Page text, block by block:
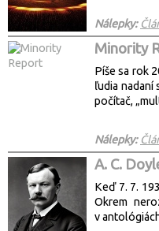
Nálepky:
Minority
Píše sa rok
ľudia
počítač,
Nálepky:
A. C.
Keď 7. 7.
Okrem
v